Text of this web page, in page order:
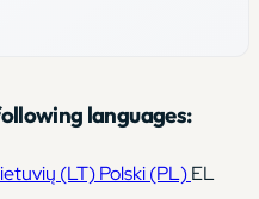
languages:
(LT)Polski(PL)EL